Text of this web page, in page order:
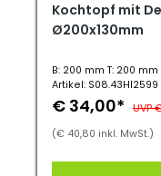
Kochtopf mit
Ø200x130mm
B: 200 mm T: 200 mm
Artikel: S08.43HI2599
€ 34,00* UVP
(€ 40,80 inkl. MwSt.)